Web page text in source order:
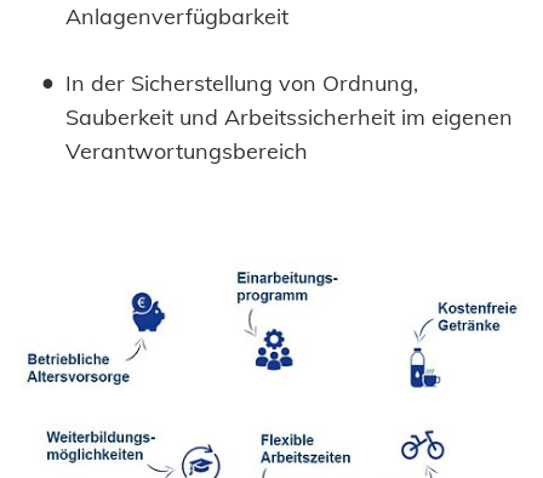
Anlagenverfügbarkeit
In der Sicherstellung von Ordnung,
Sauberkeit und Arbeitssicherheit im eigenen
Verantwortungsbereich